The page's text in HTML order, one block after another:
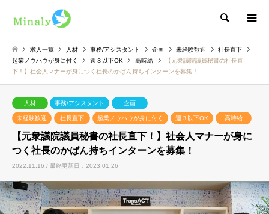
検索
求人一覧 人材 事務/アシスタント 企画 未経験歓迎
社長直下
起業ノウハウが身に付く
週３以下OK 高時給
【元衆議院議員秘書の社長直
下！】社会人マナーが身につく社長のかばん持ちインターンを募集！
人材 事務/アシスタント 企画
未経験歓迎 社長直下 起業ノウハウが身に付く 週３以下OK 高時給
【元衆議院議員秘書の社長直下！】社会人マナーが身に
つく社長のかばん持ちインターンを募集！
2022.11.16 / 最終更新日：2023.01.26